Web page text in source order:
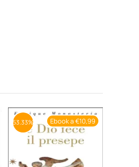
Ebook a €10,99
53.33%